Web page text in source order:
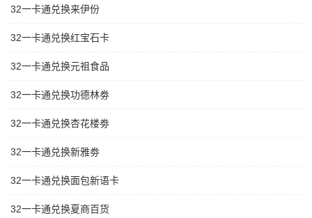
32一卡通兑换来伊份
32一卡通兑换红宝石卡
32一卡通兑换元祖食品
32一卡通兑换功德林劵
32一卡通兑换杏花楼劵
32一卡通兑换新雅劵
32一卡通兑换面包新语卡
32一卡通兑换夏商百货